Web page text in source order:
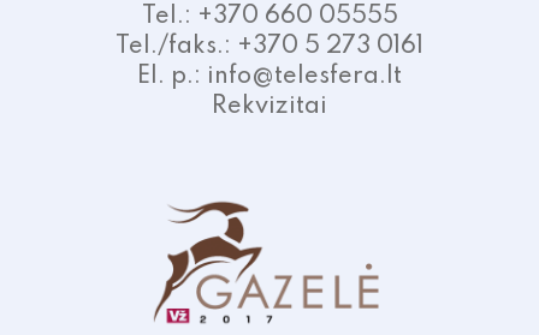
Tel.: +370 660 05555
Tel./faks.: +370 5 273 0161
El. p.: info@telesfera.lt
Rekvizitai